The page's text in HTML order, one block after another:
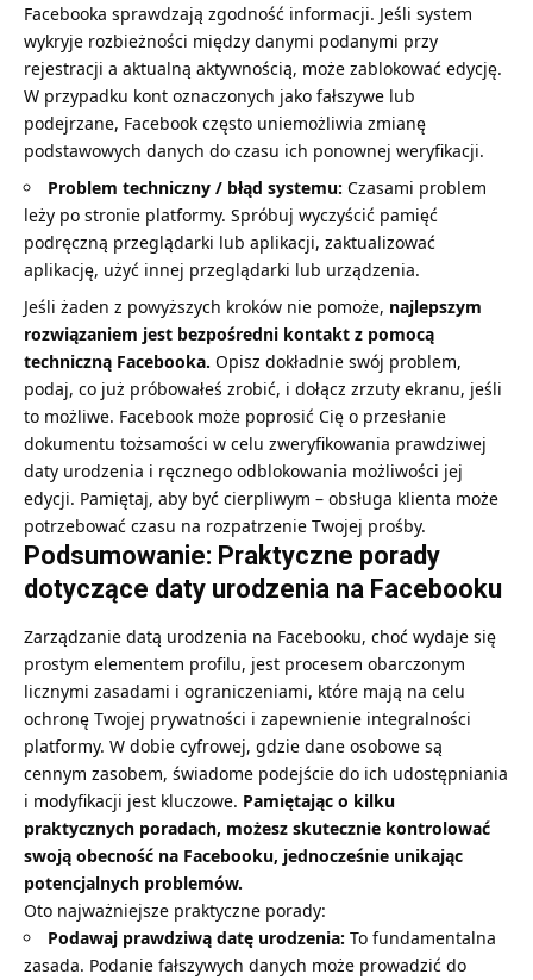
Facebooka sprawdzają zgodność informacji. Jeśli system
wykryje rozbieżności między danymi podanymi przy
rejestracji a aktualną aktywnością, może zablokować edycję.
W przypadku kont oznaczonych jako fałszywe lub
podejrzane, Facebook często uniemożliwia zmianę
podstawowych danych do czasu ich ponownej weryfikacji.
Problem techniczny / błąd systemu: Czasami problem
leży po stronie platformy. Spróbuj wyczyścić pamięć
podręczną przeglądarki lub aplikacji, zaktualizować
aplikację, użyć innej przeglądarki lub urządzenia.
Jeśli żaden z powyższych kroków nie pomoże, najlepszym
rozwiązaniem jest bezpośredni kontakt z pomocą
techniczną Facebooka. Opisz dokładnie swój problem,
podaj, co już próbowałeś zrobić, i dołącz zrzuty ekranu, jeśli
to możliwe. Facebook może poprosić Cię o przesłanie
dokumentu tożsamości w celu zweryfikowania prawdziwej
daty urodzenia i ręcznego odblokowania możliwości jej
edycji. Pamiętaj, aby być cierpliwym – obsługa klienta może
potrzebować czasu na rozpatrzenie Twojej prośby.
Podsumowanie: Praktyczne porady
dotyczące daty urodzenia na Facebooku
Zarządzanie datą urodzenia na Facebooku, choć wydaje się
prostym elementem profilu, jest procesem obarczonym
licznymi zasadami i ograniczeniami, które mają na celu
ochronę Twojej prywatności i zapewnienie integralności
platformy. W dobie cyfrowej, gdzie dane osobowe są
cennym zasobem, świadome podejście do ich udostępniania
i modyfikacji jest kluczowe. Pamiętając o kilku
praktycznych poradach, możesz skutecznie kontrolować
swoją obecność na Facebooku, jednocześnie unikając
potencjalnych problemów.
Oto najważniejsze praktyczne porady:
Podawaj prawdziwą datę urodzenia: To fundamentalna
zasada. Podanie fałszywych danych może prowadzić do